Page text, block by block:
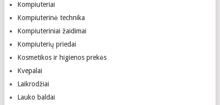
Kompiuteriai
Kompiuterinė technika
Kompiuteriniai žaidimai
Kompiuterių priedai
Kosmetikos ir higienos prekės
Kvepalai
Laikrodžiai
Lauko baldai